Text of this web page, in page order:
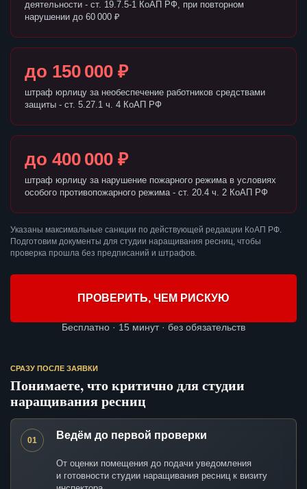
деятельности - ст. 19.7.5-1 КоАП РФ, при повторном
нарушении до 60 000 ₽
до 150 000 ₽
штраф юрлицу за необеспечение работников средствами
защиты - ст. 5.27.1 ч. 4 КоАП РФ
до 400 000 ₽
штраф юрлицу за нарушение пожарного режима в условиях
особого противопожарного режима - ст. 20.4 ч. 2 КоАП РФ
Указаны максимальные санкции по действующей редакции КоАП РФ.
Подготовим документы для студии наращивания ресниц, чтобы
проверка прошла без предписаний и штрафов.
ПРОВЕРИТЬ, ЧЕМ РИСКУЮ
Бесплатно · 15 минут · без обязательств
СРАЗУ ПОСЛЕ ЗАЯВКИ
Понимаете, что критично для студии
наращивания ресниц
01 Ведём до первой проверки
От оценки помещения до подачи уведомления
и готовности студии наращивания ресниц к визиту